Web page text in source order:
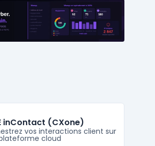
et maîtrisant leurs
permet de déployer des
inContact (CXone)
vos interactions client sur
cloud